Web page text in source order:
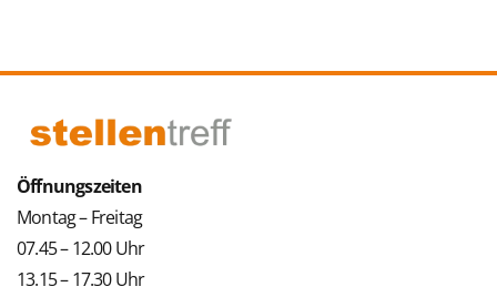
Öffnungszeiten
Montag – Freitag
07.45 – 12.00 Uhr
13.15 – 17.30 Uhr